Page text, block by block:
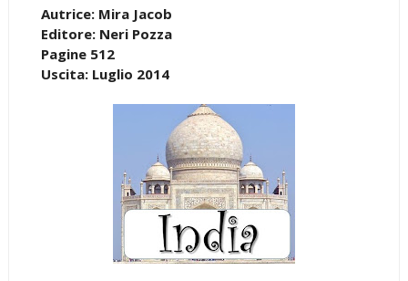
Autrice: Mira Jacob
Editore: Neri Pozza
Pagine 512
Uscita: Luglio 2014